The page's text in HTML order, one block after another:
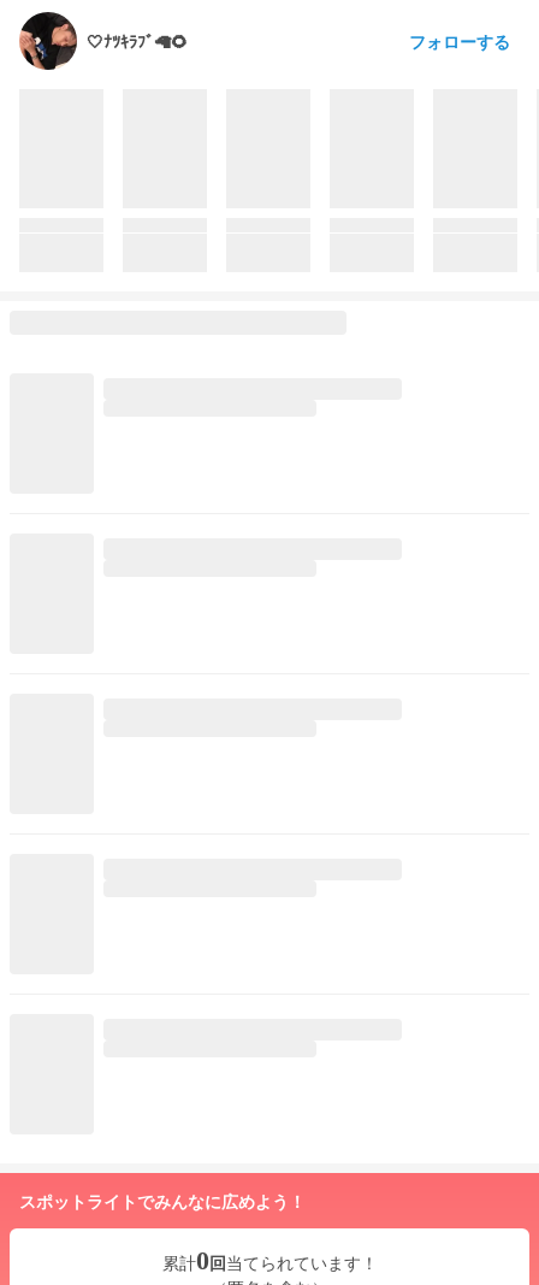
🤍ﾅﾂｷﾗﾌﾞ🦙🌻 フォローする
スポットライトでみんなに広めよう！
累計0回当てられています！